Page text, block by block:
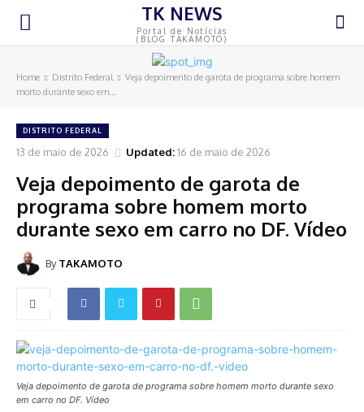
TK NEWS
Portal de Notícias
(BLOG TAKAMOTO)
Home Distrito Federal
Veja depoimento de garota de programa sobre homem
morto durante sexo em...
DISTRITO FEDERAL
13 de maio de 2026 Updated:16 de maio de 2026
Veja depoimento de garota de
programa sobre homem morto
durante sexo em carro no DF. Vídeo
By TAKAMOTO
Veja depoimento de garota de programa sobre homem morto durante sexo
em carro no DF. Vídeo